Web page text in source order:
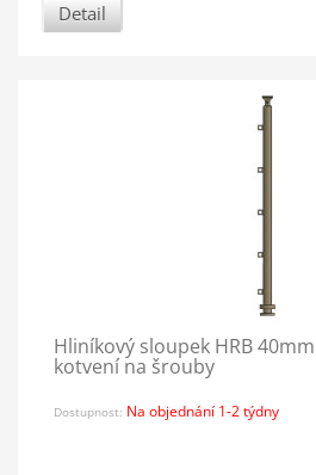
Detail
Hliníkový sloupek HRB
kotvení na šrouby
Dostupnost: Na objednání 1-2 týdny